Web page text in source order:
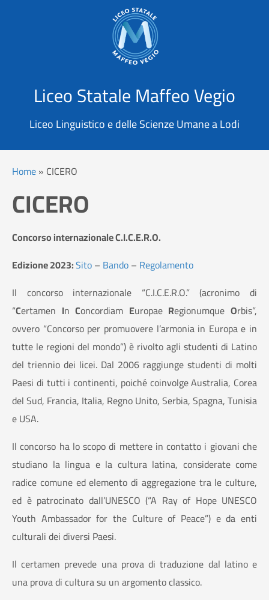
Liceo Statale Maffeo Vegio
Liceo Linguistico e delle Scienze Umane a Lodi
Cerca
Home» CICERO
CICERO
Concorso internazionale C.I.C.E.R.O.
Edizione 2023:Sito– Bando– Regolamento
Il concorso internazionale “C.I.C.E.R.O.” (acronimo di
“Certamen InConcordiam Europae RegionumqueOrbis”,
ovvero “Concorso per promuovere l’armonia in Europa e in
tutte le regioni del mondo”) è rivolto agli studenti di Latino
del triennio dei licei. Dal 2006 raggiunge studenti di molti
Paesi di tutti i continenti, poiché coinvolge Australia, Corea
del Sud, Francia, Italia, Regno Unito, Serbia, Spagna, Tunisia
e USA.
Il concorso ha lo scopo di mettere in contatto i giovani che
studiano la lingua e la cultura latina, considerate come
radice comune ed elemento di aggregazione tra le culture,
ed è patrocinato dall’UNESCO (“A Ray of Hope UNESCO
Youth Ambassador for the Culture of Peace”) e da enti
culturali dei diversi Paesi.
Il certamen prevede una prova di traduzione dal latino e
una prova di cultura su un argomento classico.